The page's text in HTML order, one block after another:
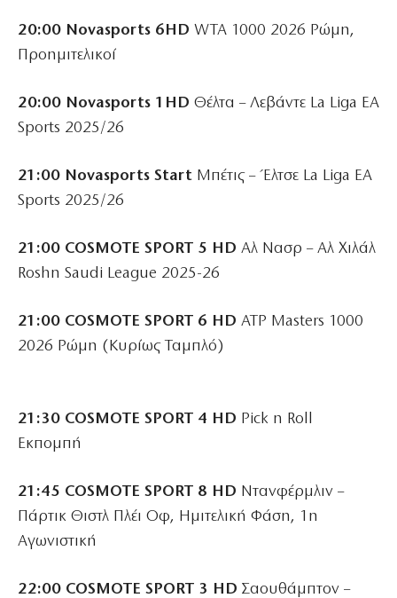
20:00 Novasports 6HD WTA 1000 2026 Ρώμη,
Προημιτελικοί
20:00 Novasports 1HD Θέλτα – Λεβάντε La Liga EA
Sports 2025/26
21:00 Novasports Start Μπέτις – Έλτσε La Liga EA
Sports 2025/26
21:00 COSMOTE SPORT 5 HD Αλ Νασρ – Αλ Χιλάλ
Roshn Saudi League 2025-26
21:00 COSMOTE SPORT 6 HD ATP Masters 1000
2026 Ρώμη (Κυρίως Ταμπλό)
21:30 COSMOTE SPORT 4 HD Pick n Roll
Εκπομπή
21:45 COSMOTE SPORT 8 HD Ντανφέρμλιν –
Πάρτικ Θιστλ Πλέι Οφ, Ηµιτελική Φάση, 1η
Αγωνιστική
22:00 COSMOTE SPORT 3 HD Σαουθάμπτον –